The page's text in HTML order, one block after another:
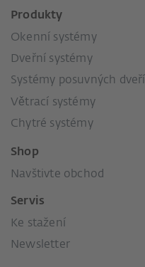
Produkty
Okenní systémy
Dveřní systémy
Systémy posuvných dveří
Větrací systémy
Chytré systémy
Shop
Navštivte obchod
Servis
Ke stažení
Newsletter